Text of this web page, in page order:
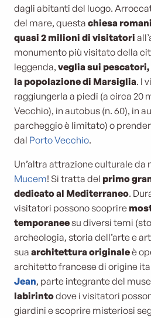
dagli abitanti del luogo.
del mare, questa chiesa
quasi 2 milioni di visitatori
monumento più visitato della
leggenda, veglia sui
la popolazione di Marsiglia. I
raggiungerla a piedi (a circa 20
Vecchio), in autobus (n. 60), in
parcheggio è limitato) o
dal Porto Vecchio.
Un’altra attrazione culturale da
Mucem! Si tratta del primo
dedicato al Mediterraneo.
visitatori possono scoprire
temporaneesu diversi temi
archeologia, storia dell’arte e
sua architettura originaleè
architetto francese di origine
Jean, parte integrante del
labirintodove i visitatori
giardini e scoprire misteriosi